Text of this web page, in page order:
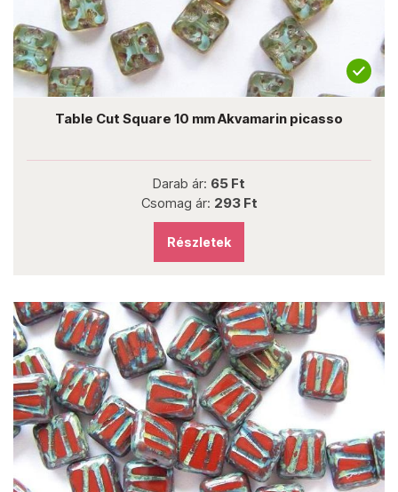
Table Cut Square 10 mm Akvamarin picasso
Darab ár: 65 Ft
Csomag ár: 293 Ft
Részletek